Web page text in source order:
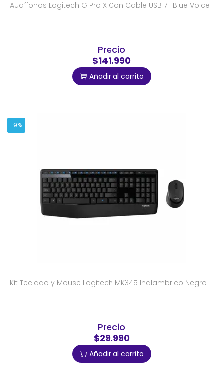
Audífonos Logitech G Pro X Con Cable USB 7.1 Blue Voice
Precio
$141.990
Añadir al carrito
-9%
Kit Teclado y Mouse Logitech MK345 Inalambrico Negro
Precio
$29.990
Añadir al carrito